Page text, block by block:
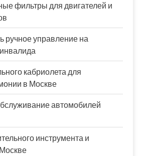
фильтры для двигателей и
ручное управление на
кабриолета для
в Москве
автомобилей
инструмента и